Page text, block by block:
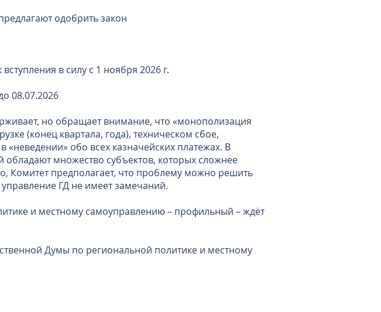
одобрить закон
в силу с 1 ноября 2026 г.
08.07.2026
но обращает внимание, что «монополизация
(конец квартала, года), техническом сбое,
«неведении» обо всех казначейских платежах. В
множество субъектов, которых сложнее
Комитет предполагает, что проблему можно решить
ГД не имеет замечаний.
и местному самоуправлению – профильный – ждёт
Думы по региональной политике и местному